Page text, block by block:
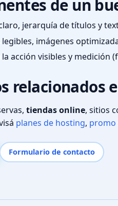
de un
jerarquía de títulos y
imágenes
la acción visibles y
relacionados
tiendas online, sitios
planes de hosting, promo
Formulario de contacto